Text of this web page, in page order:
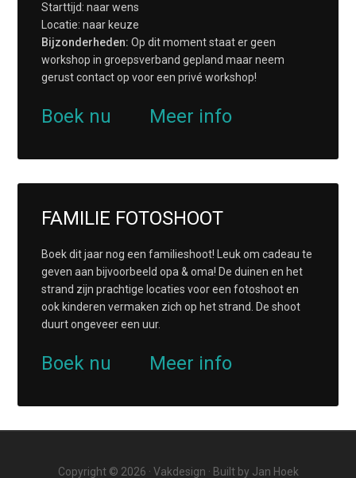
Starttijd: naar wens
Locatie: naar keuze
Bijzonderheden: Op dit moment staat er geen
workshop in groepsverband gepland maar neem
gerust contact op voor een privé workshop!
Boek nu Meer info
FAMILIE FOTOSHOOT
Boek dit jaar nog een familieshoot! Leuk om cadeau te
geven aan bijvoorbeeld opa & oma! De duinen en het
strand zijn prachtige locaties voor een fotoshoot en
ook kinderen vermaken zich op het strand. De shoot
duurt ongeveer een uur.
Boek nu Meer info
Copyright © 2026 · Vakdesign · Built by Jan Hoek